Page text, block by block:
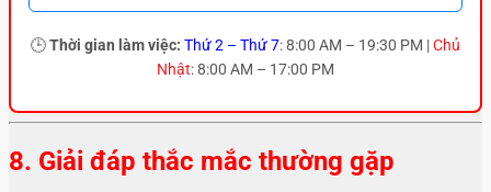
🕒Thời gian làm việc: Thứ 2 – Thứ 7: 8:00 AM – 19:30 PM |Chủ
Nhật: 8:00 AM – 17:00 PM
8. Giải đáp thắc mắc thường gặp